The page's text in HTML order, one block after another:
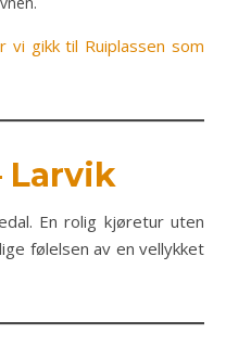
vi gikk til Ruiplassen som
Larvik
En rolig kjøretur uten
følelsen av en vellykket